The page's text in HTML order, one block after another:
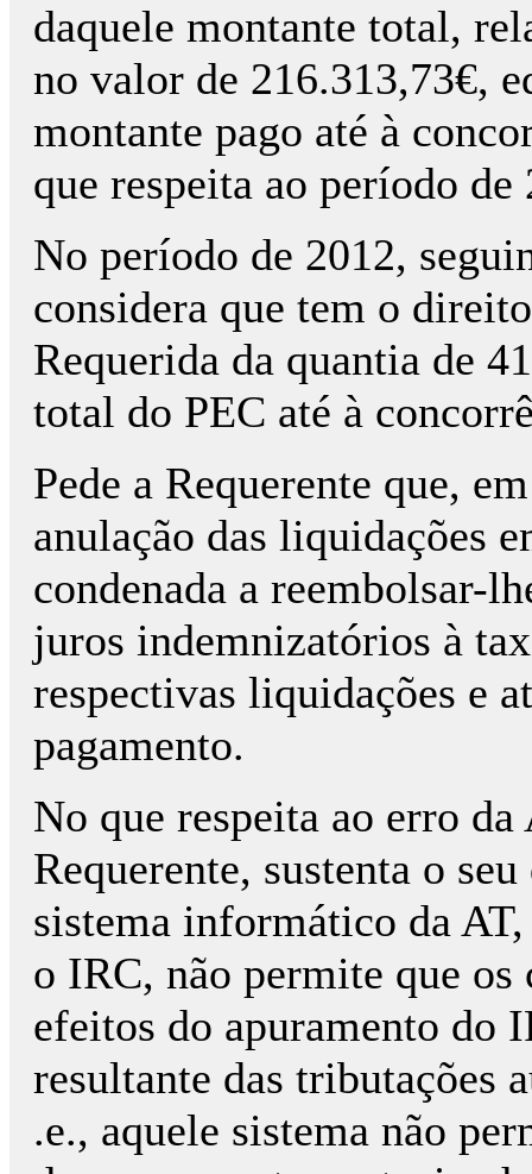
daquele montante total,
no valor de 216.313,73€,
montante pago até à
que respeita ao período de
No período de 2012,
considera que tem o
Requerida da quantia de
total do PEC até à
Pede a Requerente que,
anulação das liquidações
condenada a reembolsar-
juros indemnizatórios à
respectivas liquidações e
pagamento.
No que respeita ao erro da
Requerente, sustenta o
sistema informático da
o IRC, não permite que
efeitos do apuramento do
resultante das tributações
.e., aquele sistema não